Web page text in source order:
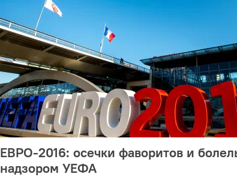
ЕВРО-2016: осечки фаворитов и
надзором УЕФА